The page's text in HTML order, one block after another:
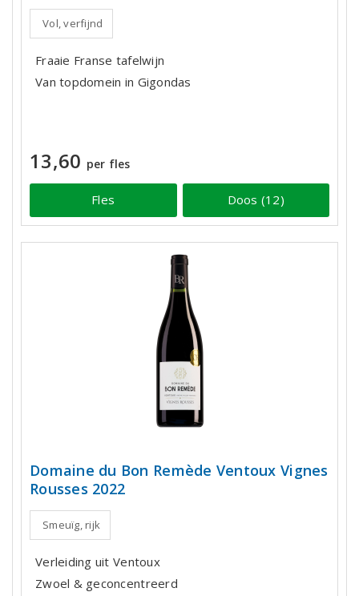
Vol, verfijnd
Fraaie Franse tafelwijn
Van topdomein in Gigondas
13,60 per fles
Fles Doos (12)
Domaine du Bon Remède Ventoux Vignes
Rousses 2022
Smeuïg, rijk
Verleiding uit Ventoux
Zwoel & geconcentreerd